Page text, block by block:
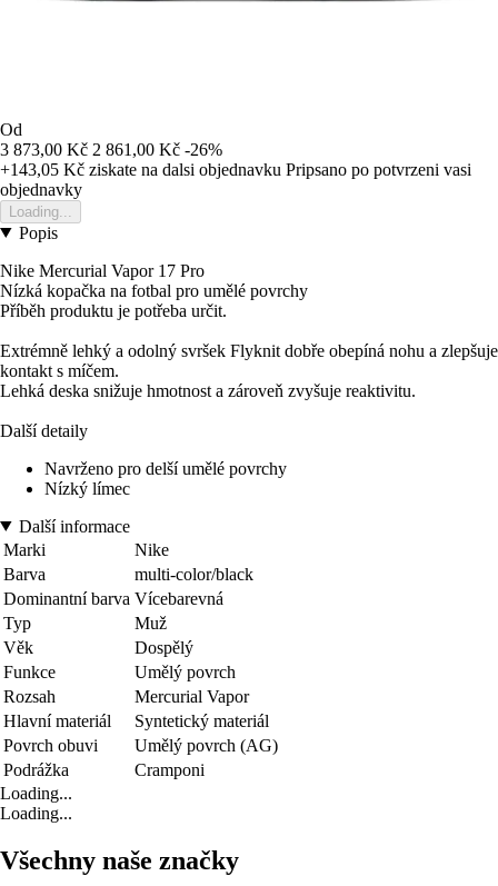
Od
3 873,00 Kč 2 861,00 Kč -26%
+143,05 Kč ziskate na dalsi objednavku Pripsano po potvrzeni vasi
objednavky
Loading...
Popis
Nike Mercurial Vapor 17 Pro
Nízká kopačka na fotbal pro umělé povrchy
Příběh produktu je potřeba určit.
Extrémně lehký a odolný svršek Flyknit dobře obepíná nohu a zlepšuje
kontakt s míčem.
Lehká deska snižuje hmotnost a zároveň zvyšuje reaktivitu.
Další detaily
Navrženo pro delší umělé povrchy
Nízký límec
Další informace
Marki
Nike
Barva
multi-color/black
Dominantní barva Vícebarevná
Typ
Muž
Věk
Dospělý
Funkce
Umělý povrch
Rozsah
Mercurial Vapor
Hlavní materiál
Syntetický materiál
Povrch obuvi
Umělý povrch (AG)
Podrážka
Cramponi
Loading...
Loading...
Všechny naše značky